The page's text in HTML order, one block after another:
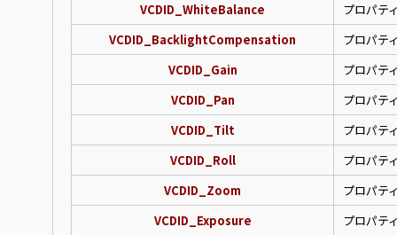
VCDID_WhiteBalance
プロパテ
VCDID_BacklightCompensation
プロパテ
VCDID_Gain
プロパテ
VCDID_Pan
プロパテ
VCDID_Tilt
プロパテ
VCDID_Roll
プロパテ
VCDID_Zoom
プロパテ
VCDID_Exposure
プロパテ